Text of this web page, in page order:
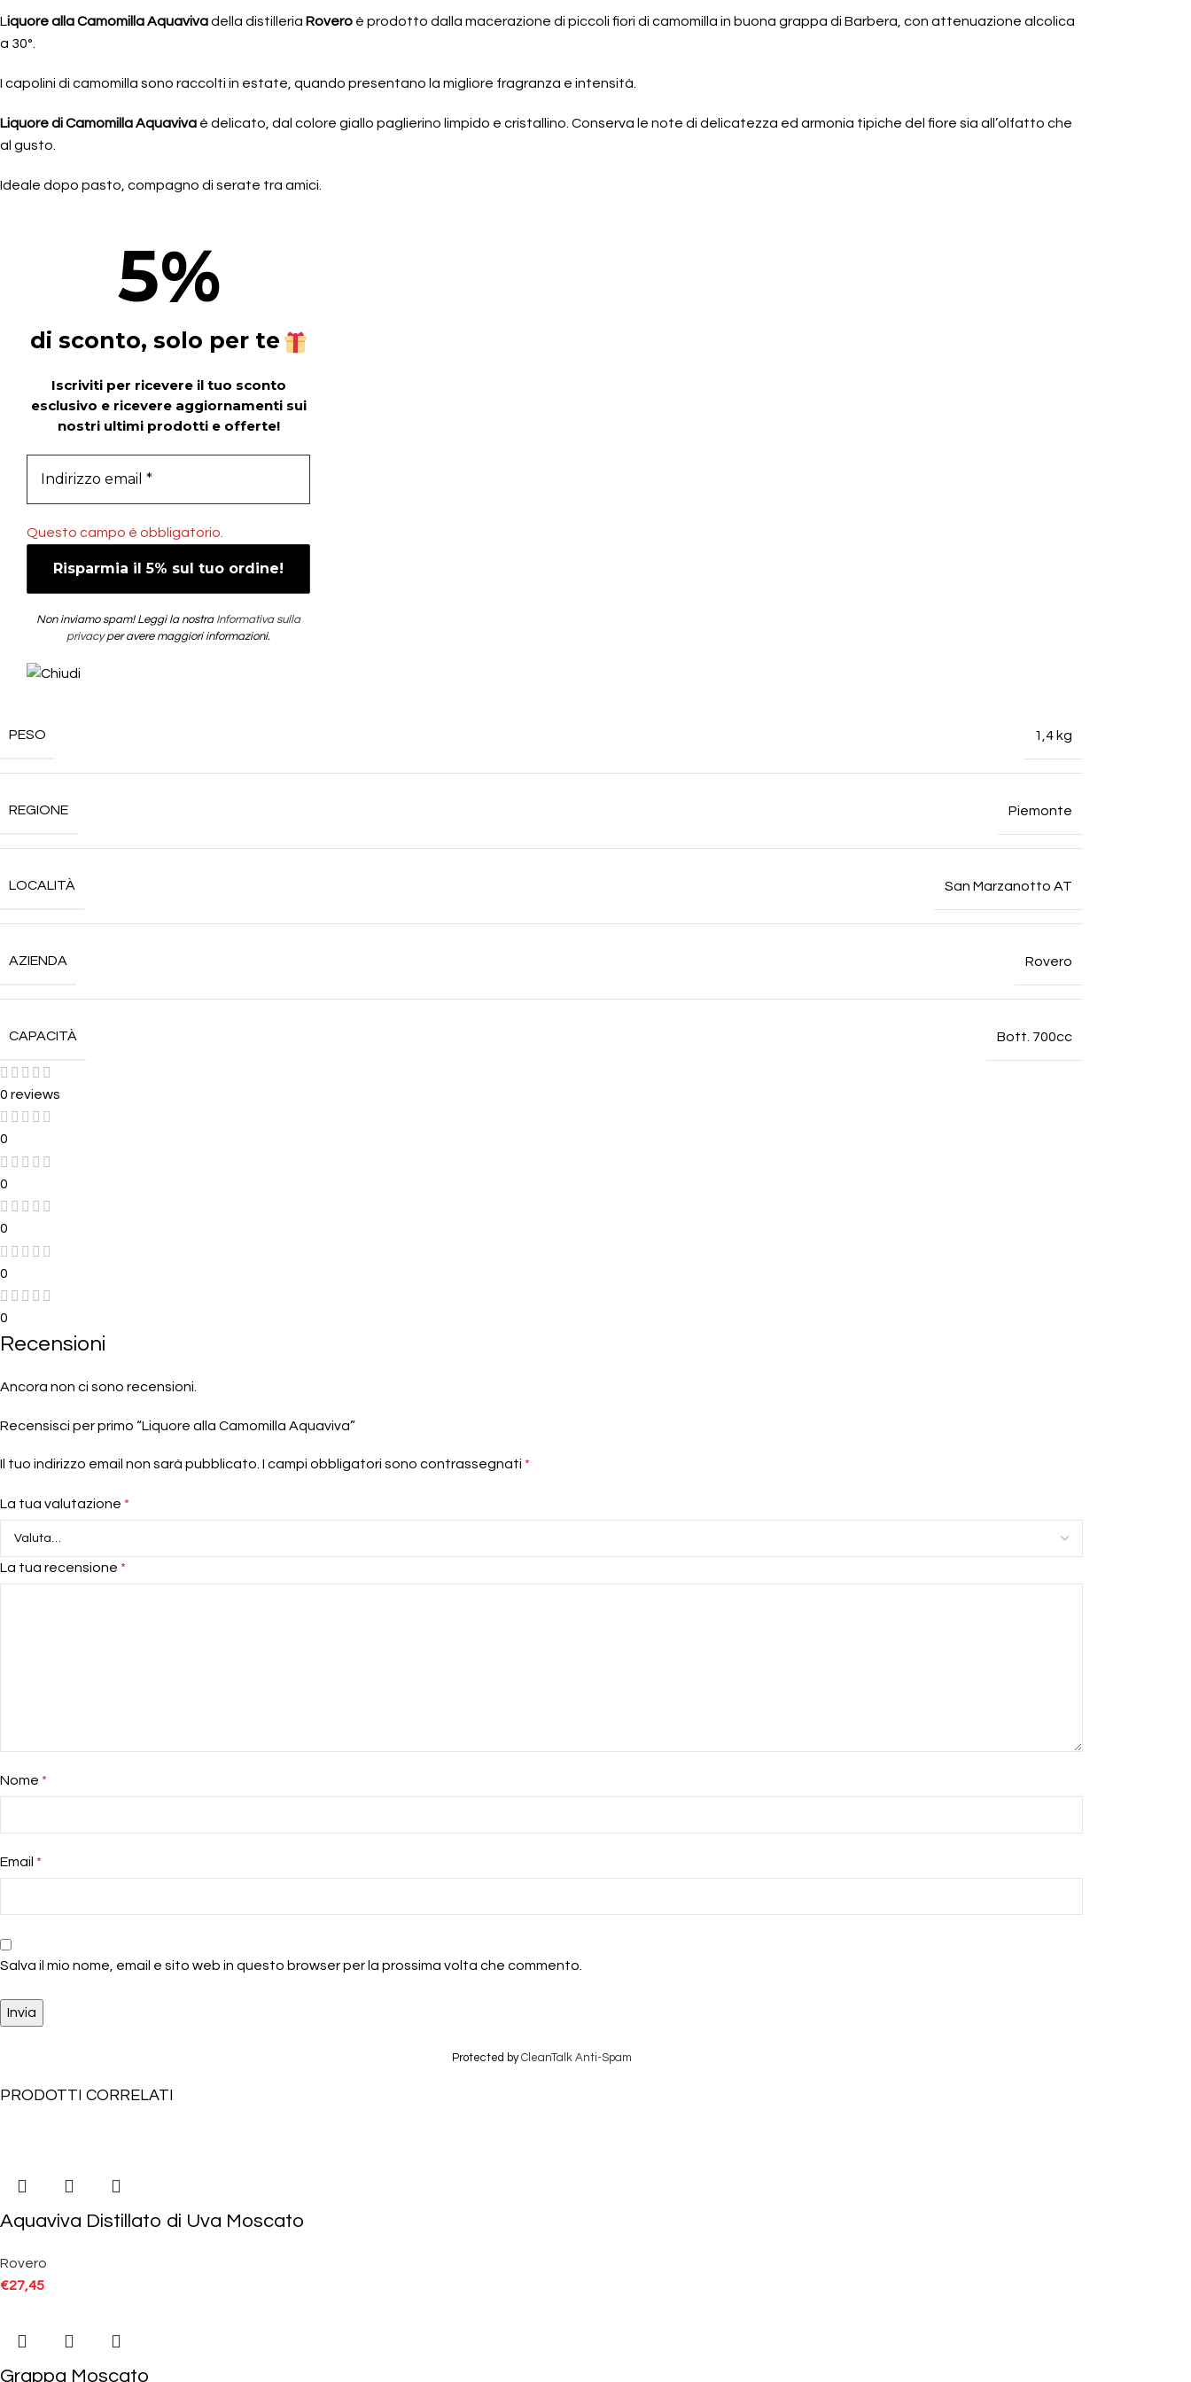
Liquore alla Camomilla Aquavivadella distilleria Rovero è prodotto dalla macerazione di piccoli fiori di camomilla in buona grappa di Barbera, con attenuazione alcolica
a 30°.
I capolini di camomilla sono raccolti in estate, quando presentano la migliore fragranza e intensità.
Liquore di Camomilla Aquaviva è delicato, dal colore giallo paglierino limpido e cristallino. Conserva le note di delicatezza ed armonia tipiche del fiore sia all’olfatto che
al gusto.
Ideale dopo pasto, compagno di serate tra amici.
5%
di sconto, solo per te
Iscriviti per ricevere il tuo sconto
esclusivo e ricevere aggiornamenti sui
nostri ultimi prodotti e offerte!
Questo campo è obbligatorio.
Non inviamo spam! Leggi la nostra Informativa sulla
privacyper avere maggiori informazioni.
PESO 1,4 kg
REGIONE Piemonte
LOCALITÀ San Marzanotto AT
AZIENDA Rovero
CAPACITÀ Bott. 700cc
0 reviews
0
0
0
0
0
Recensioni
Ancora non ci sono recensioni.
Recensisci per primo “Liquore alla Camomilla Aquaviva”
Il tuo indirizzo email non sarà pubblicato. I campi obbligatori sono contrassegnati *
La tua valutazione *
La tua recensione *
Nome *
Email *
Salva il mio nome, email e sito web in questo browser per la prossima volta che commento.
Protected byCleanTalk Anti-Spam
PRODOTTI CORRELATI
Aquaviva Distillato di Uva Moscato
Rovero
€27,45
Grappa Moscato